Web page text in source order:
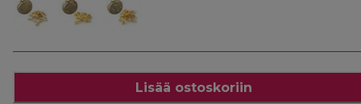
Lisää ostoskoriin